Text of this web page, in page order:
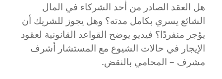
هل العقد الصادر من أحد الشركاء في المال
الشائع يسري بكامل مدته؟ وهل يجوز للشريك أن
يؤجر منفردًا؟ فيديو يوضح القواعد القانونية لعقود
الإيجار في حالات الشيوع مع المستشار أشرف
مشرف – المحامي بالنقض.